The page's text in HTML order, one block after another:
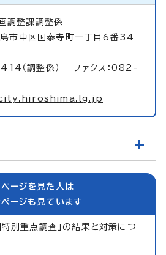
調整課調整係
中区国泰寺町一丁目6番34
（調整係） ファクス：082-
ページを見た人は
ページも見ています
特別重点調査」の結果と対策につ